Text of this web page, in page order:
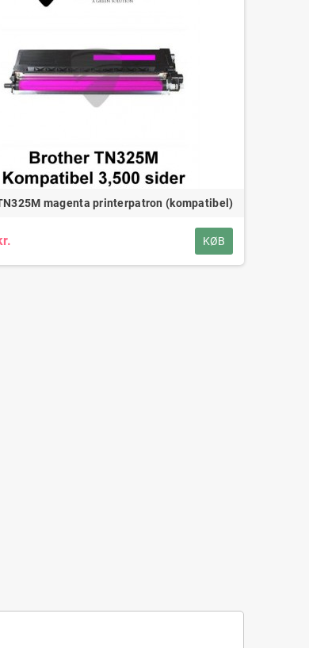
magenta printerpatron (kompatibel)
KØB